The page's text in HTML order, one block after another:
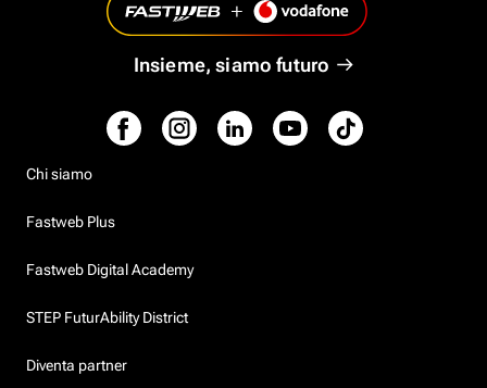
Insieme, siamo futuro
Chi siamo
Fastweb Plus
Fastweb Digital Academy
STEP FuturAbility District
Diventa partner